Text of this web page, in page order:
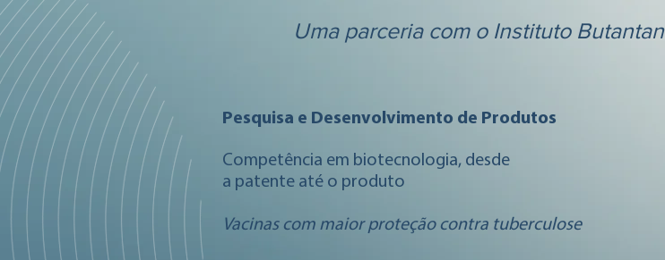
Pesquisa e Desenvolvimento de Produtos
Competência em biotecnologia, desde
a patente até o produto
Vacinas com maior proteção contra tuberculose
Uma parceria com o Instituto Butantan